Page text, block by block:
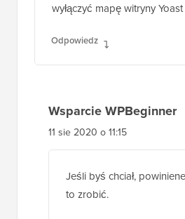
wyłączyć mapę witryny
Odpowiedz
Wsparcie WPBeginner
11 sie 2020 o 11:15
Jeśli byś chciał,
to zrobić.